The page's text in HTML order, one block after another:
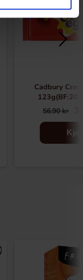
Cadbury
56.90 kr